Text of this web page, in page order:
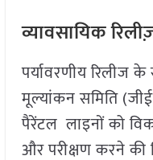
व्यावसायिक
पर्यावरणीय रिलीज
मूल्यांकन समिति
पैरेंटल लाइनों को
और परीक्षण करने की